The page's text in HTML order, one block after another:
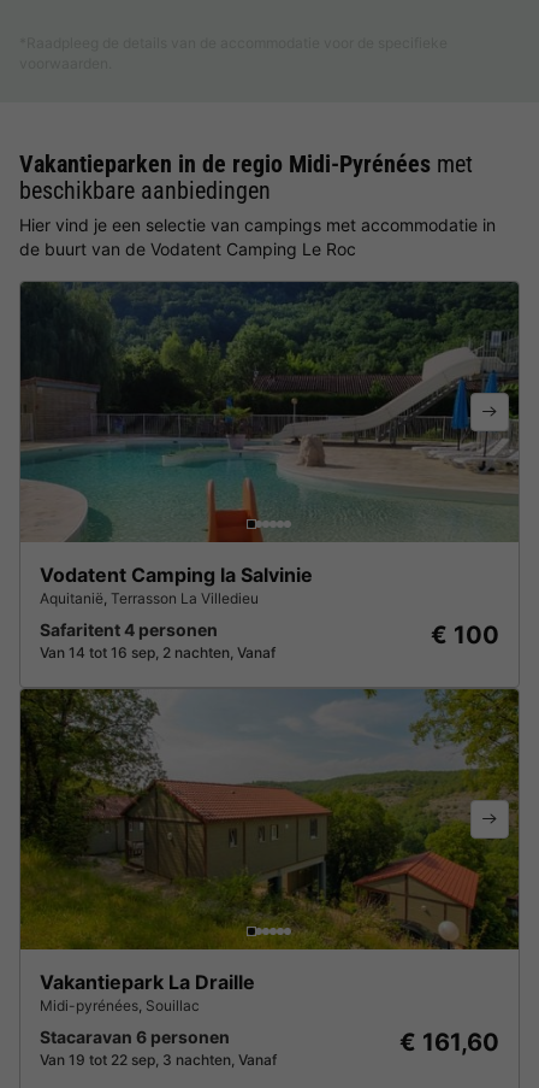
Vakantieparken in de regio Midi-Pyrénées met
beschikbare aanbiedingen
Hier vind je een selectie van campings met accommodatie in
de buurt van de Vodatent Camping Le Roc
Vodatent Camping la Salvinie
Aquitanië, Terrasson La Villedieu
Safaritent 4 personen
Van 14 tot 16 sep, 2 nachten, Vanaf
€ 100
Vakantiepark La Draille
Midi-pyrénées, Souillac
Stacaravan 6 personen
Van 19 tot 22 sep, 3 nachten, Vanaf
€ 161,60